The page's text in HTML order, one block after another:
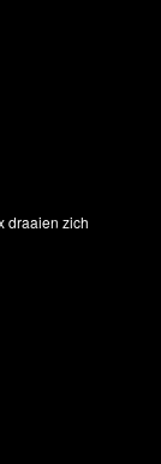
draaien zich